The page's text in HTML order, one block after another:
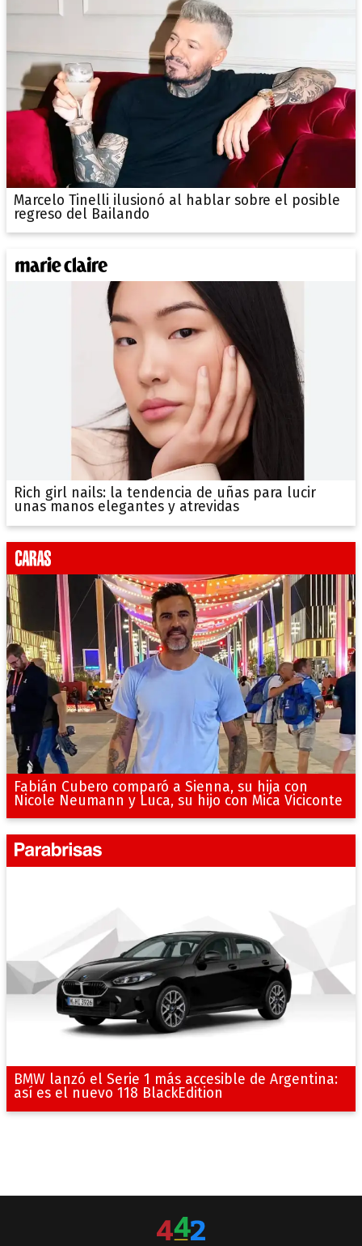
Marcelo Tinelli ilusionó al hablar sobre el posible
regreso del Bailando
Rich girl nails: la tendencia de uñas para lucir
unas manos elegantes y atrevidas
Fabián Cubero comparó a Sienna, su hija con
Nicole Neumann y Luca, su hijo con Mica Viciconte
BMW lanzó el Serie 1 más accesible de Argentina:
así es el nuevo 118 BlackEdition